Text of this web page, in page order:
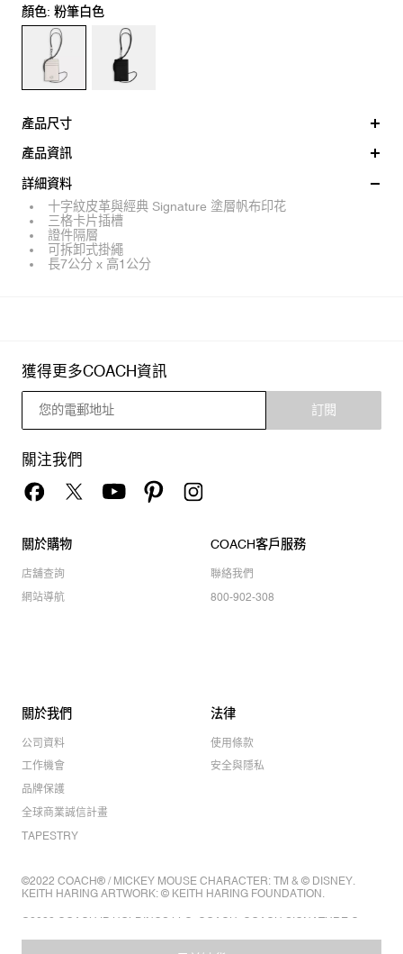
顏色: 粉筆白色
產品尺寸
產品資訊
詳細資料
十字紋皮革與經典 Signature 塗層帆布印花
三格卡片插槽
證件隔層
可拆卸式掛繩
長7公分 x 高1公分
獲得更多COACH資訊
訂閱
關注我們
關於購物
店舖查詢
網站導航
COACH客戶服務
聯絡我們
800-902-308
關於我們
公司資料
工作機會
品牌保護
全球商業誠信計畫
TAPESTRY
法律
使用條款
安全與隱私
©2022 COACH® / MICKEY MOUSE CHARACTER: TM & © DISNEY.
KEITH HARING ARTWORK: © KEITH HARING FOUNDATION.
©2022 COACH IP HOLDINGS LLC. COACH, COACH SIGNATURE C